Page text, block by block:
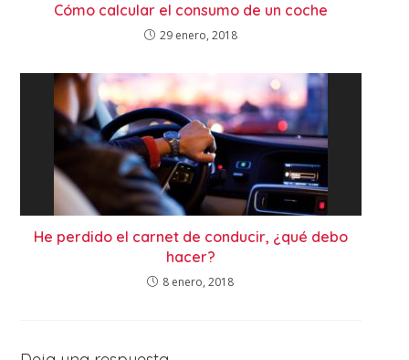
Cómo calcular el consumo de un coche
29 enero, 2018
He perdido el carnet de conducir, ¿qué debo
hacer?
8 enero, 2018